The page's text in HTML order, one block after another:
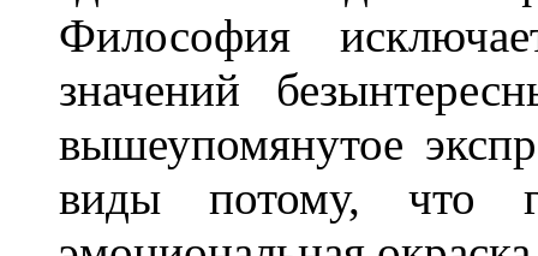
Философия
значений
вышеупомянутое
виды потому, что